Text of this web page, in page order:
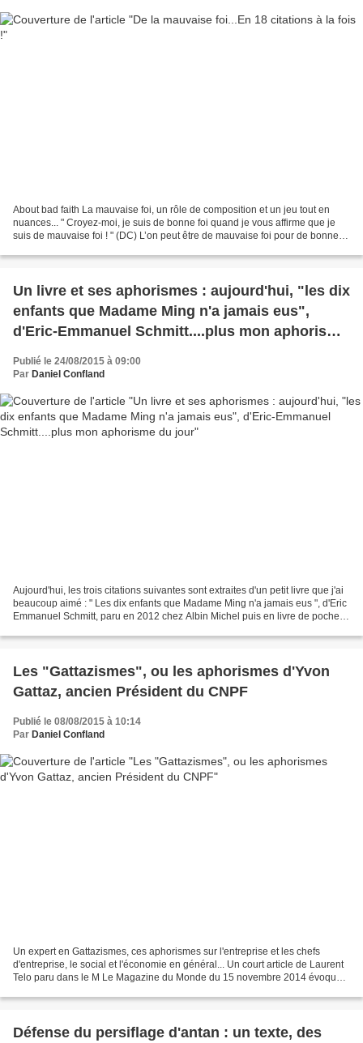
About bad faith La mauvaise foi, un rôle de composition et un jeu tout en
nuances... " Croyez-moi, je suis de bonne foi quand je vous affirme que je
suis de mauvaise foi ! " (DC) L’on peut être de mauvaise foi pour de bonnes
Un livre et ses aphorismes : aujourd'hui, "les dix
enfants que Madame Ming n'a jamais eus",
d'Eric-Emmanuel Schmitt....plus mon aphorisme
Publié le 24/08/2015 à 09:00
Par Daniel Confland
Aujourd'hui, les trois citations suivantes sont extraites d'un petit livre que j'ai
beaucoup aimé : " Les dix enfants que Madame Ming n'a jamais eus ", d'Eric
Emmanuel Schmitt, paru en 2012 chez Albin Michel puis en livre de poche.
Les "Gattazismes", ou les aphorismes d'Yvon
Gattaz, ancien Président du CNPF
Publié le 08/08/2015 à 10:14
Par Daniel Confland
Un expert en Gattazismes, ces aphorismes sur l'entreprise et les chefs
d'entreprise, le social et l'économie en général... Un court article de Laurent
Telo paru dans le M Le Magazine du Monde du 15 novembre 2014 évoque
Défense du persiflage d'antan : un texte, des